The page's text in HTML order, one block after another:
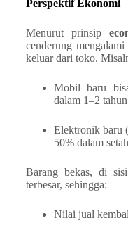
Perspektif Ekonomi
Menurut prinsip
cenderung
keluar dari toko.
Mobil baru
dalam 1–2
Elektronik baru
50% dalam
Barang bekas, di
terbesar, sehingga:
Nilai jual